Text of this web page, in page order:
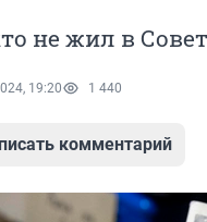
не жил в
19:20 1 440
комментарий